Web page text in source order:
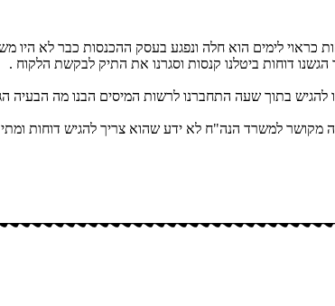
לימים הוא חלה ונפגע בעסק ההכנסות כבר לא היו
ממשפחה הוא לא היה מקושר למשרד הנה"ח לא ידע שהוא צריך